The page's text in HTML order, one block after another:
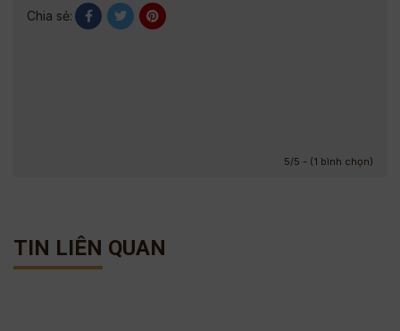
Chia sẻ:
5/5 - (1 bình chọn)
TIN LIÊN QUAN